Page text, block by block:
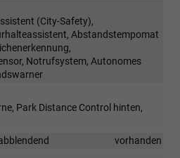
(City-Safety),
Abstandstempomat
Notrufsystem, Autonomes
Park Distance Control hinten,
vorhanden